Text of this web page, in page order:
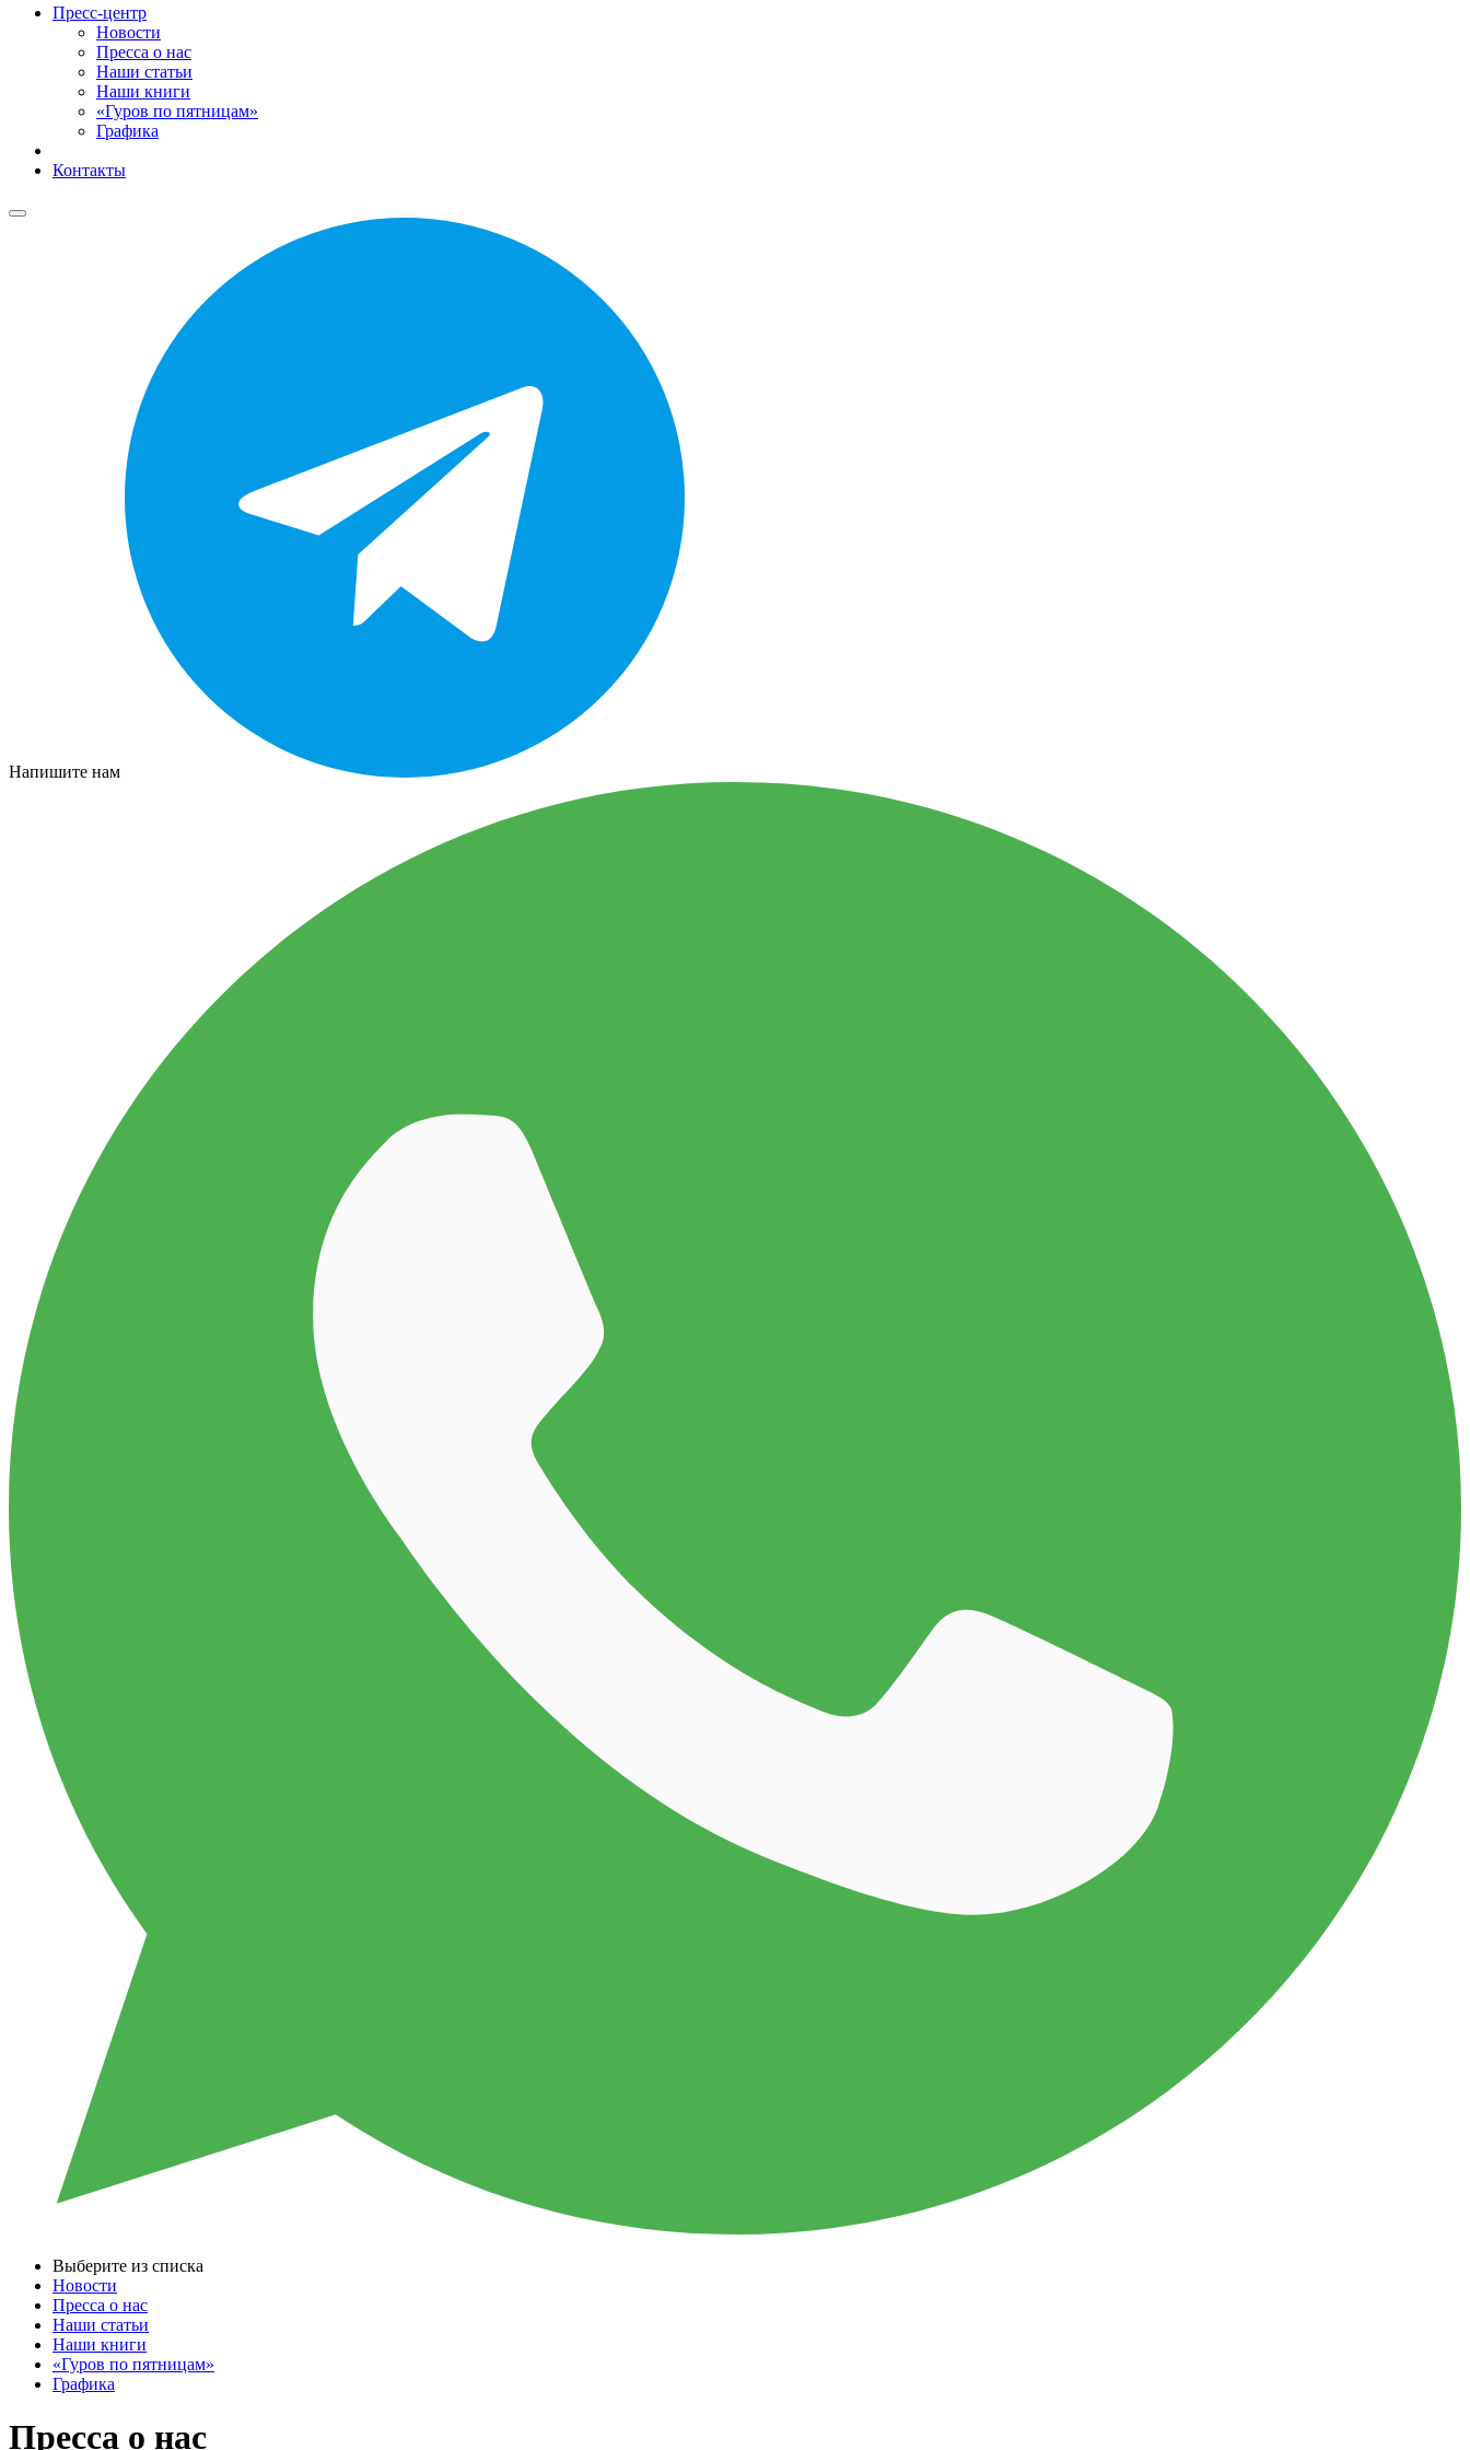
Пресс-центр
Новости
Пресса о нас
Наши статьи
Наши книги
«Гуров по пятницам»
Графика
Контакты
Напишите нам
Выберите из списка
Новости
Пресса о нас
Наши статьи
Наши книги
«Гуров по пятницам»
Графика
Пресса о нас